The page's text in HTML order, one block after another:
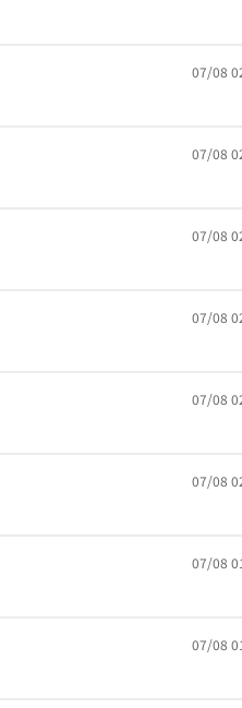
07/08
07/08
07/08
07/08
07/08
07/08
07/08
07/08